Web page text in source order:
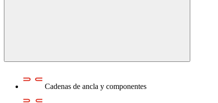
Cadenas de ancla y componentes